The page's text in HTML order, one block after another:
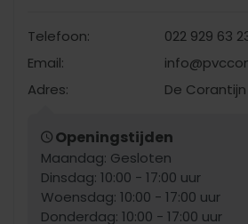
Telefoon:
022 929 63
Email:
Adres:
De Corantijn
Openingstijden
Maandag: Gesloten
Dinsdag: 10:00 - 17:00 uur
Woensdag: 10:00 - 17:00 uur
Donderdag: 10:00 - 17:00 uur